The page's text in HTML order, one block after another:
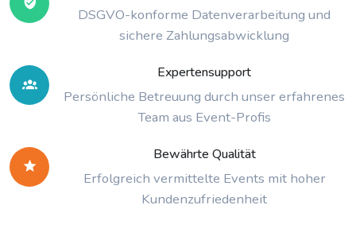
DSGVO-konforme Datenverarbeitung und
sichere Zahlungsabwicklung
Expertensupport
Persönliche Betreuung durch unser erfahrenes
Team aus Event-Profis
Bewährte Qualität
Erfolgreich vermittelte Events mit hoher
Kundenzufriedenheit